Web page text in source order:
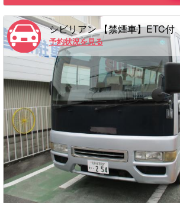
シビリアン 【禁煙車】ETC付
予約状況を見る